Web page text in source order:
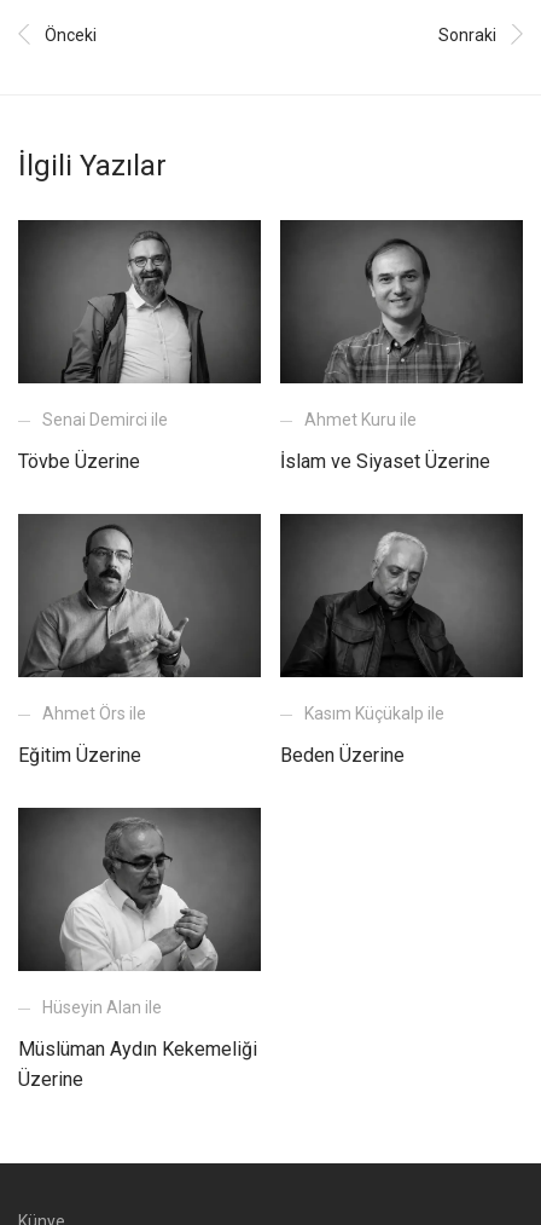
Önceki Sonraki
İlgili Yazılar
Senai Demirci ile
Tövbe Üzerine
Ahmet Kuru ile
İslam ve Siyaset Üzerine
Ahmet Örs ile
Eğitim Üzerine
Kasım Küçükalp ile
Beden Üzerine
Hüseyin Alan ile
Müslüman Aydın Kekemeliği
Üzerine